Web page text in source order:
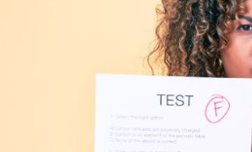
Évènements
Contact